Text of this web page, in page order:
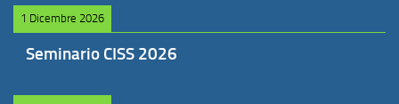
1 Dicembre 2026
Seminario CISS 2026